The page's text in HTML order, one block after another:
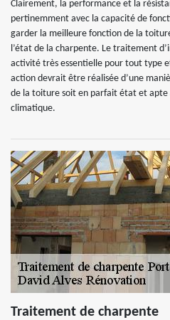
Clairement, la performance et la
pertinemment avec la capacité de
garder la meilleure fonction de la
l’état de la charpente. Le traitement
activité très essentielle pour tout type
action devrait être réalisée d’une
de la toiture soit en parfait état et apte
climatique.
Traitement de charpente